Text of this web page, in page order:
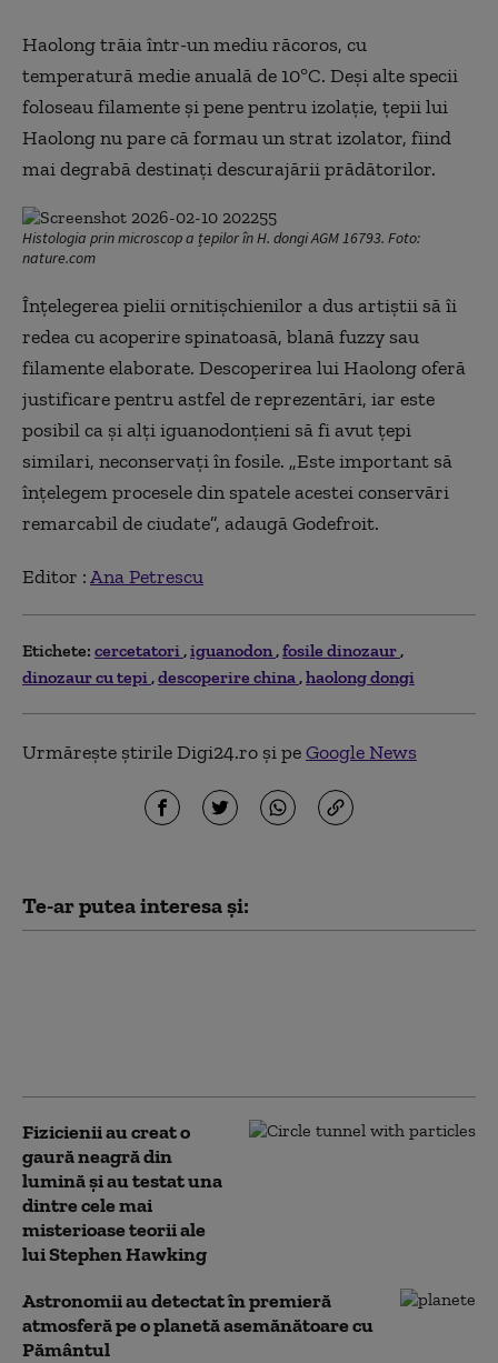
Haolong trăia într-un mediu răcoros, cu
temperatură medie anuală de 10°C. Deși alte specii
foloseau filamente și pene pentru izolație, țepii lui
Haolong nu pare că formau un strat izolator, fiind
mai degrabă destinați descurajării prădătorilor.
Histologia prin microscop a țepilor în H. dongi AGM 16793. Foto:
nature.com
Înțelegerea pielii ornitișchienilor a dus artiștii să îi
redea cu acoperire spinatoasă, blană fuzzy sau
filamente elaborate. Descoperirea lui Haolong oferă
justificare pentru astfel de reprezentări, iar este
posibil ca și alți iguanodonțieni să fi avut țepi
similari, neconservați în fosile. „Este important să
înțelegem procesele din spatele acestei conservări
remarcabil de ciudate”, adaugă Godefroit.
Editor :Ana Petrescu
Etichete: cercetatori iguanodon fosile dinozaur
dinozaur cu tepi descoperire china haolong dongi
Urmărește știrile Digi24.ro și peGoogle News
Te-ar putea interesa și:
Fizicienii au creat o
gaură neagră din
lumină și au testat una
dintre cele mai
misterioase teorii ale
lui Stephen Hawking
Astronomii au detectat în premieră
atmosferă pe o planetă asemănătoare cu
Pământul